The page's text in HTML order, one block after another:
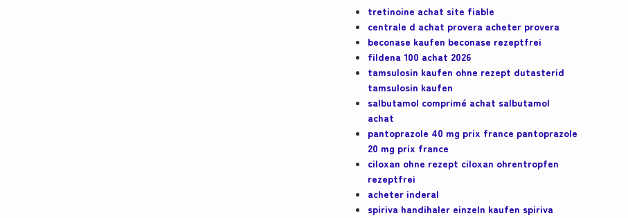
tretinoine achat site fiable
centrale d achat provera acheter provera
beconase kaufen beconase rezeptfrei
fildena 100 achat 2026
tamsulosin kaufen ohne rezept dutasterid
tamsulosin kaufen
salbutamol comprimé achat salbutamol
achat
pantoprazole 40 mg prix france pantoprazole
20 mg prix france
ciloxan ohne rezept ciloxan ohrentropfen
rezeptfrei
acheter inderal
spiriva handihaler einzeln kaufen spiriva